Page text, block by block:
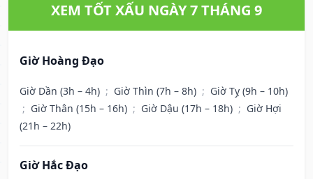
XEM TỐT XẤU NGÀY 7 THÁNG 9
Giờ Hoàng Đạo
Giờ Dần (3h – 4h) ; Giờ Thìn (7h – 8h) ; Giờ Tỵ (9h – 10h)
; Giờ Thân (15h – 16h) ; Giờ Dậu (17h – 18h) ; Giờ Hợi
(21h – 22h)
Giờ Hắc Đạo